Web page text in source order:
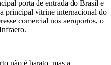
porta de entrada do Brasil e
principal vitrine internacional do
comercial nos aeroportos, o
não é barato, mas a